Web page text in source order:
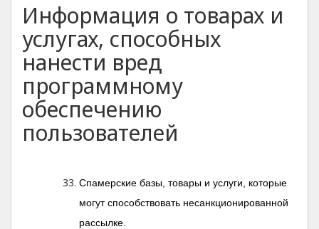
Информация о товарах и
услугах, способных
нанести вред
программному
обеспечению
пользователей
Спамерские базы, товары и услуги, которые
могут способствовать несанкционированной
рассылке.